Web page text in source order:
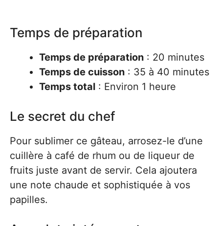
Temps de préparation
Temps de préparation : 20 minutes
Temps de cuisson : 35 à 40 minutes
Temps total : Environ 1 heure
Le secret du chef
Pour sublimer ce gâteau, arrosez-le d’une
cuillère à café de rhum ou de liqueur de
fruits juste avant de servir. Cela ajoutera
une note chaude et sophistiquée à vos
papilles.